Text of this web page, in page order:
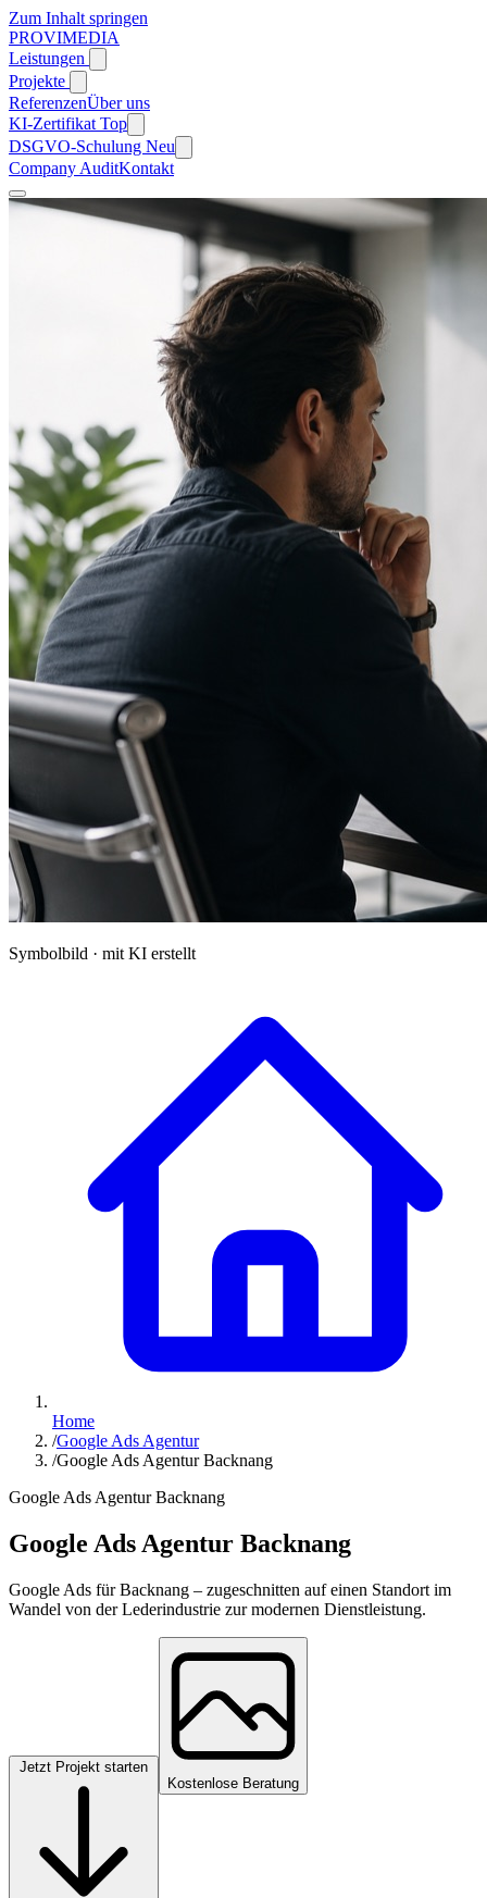
Zum Inhalt springen
PROVIMEDIA
Leistungen
Projekte
ReferenzenÜber uns
KI-Zertifikat Top
DSGVO-Schulung Neu
Company AuditKontakt
Symbolbild · mit KI erstellt
Home
/Google Ads Agentur
/Google Ads Agentur Backnang
Google Ads Agentur Backnang
Google Ads Agentur Backnang
Google Ads für Backnang – zugeschnitten auf einen Standort im
Wandel von der Lederindustrie zur modernen Dienstleistung.
Kostenlose Beratung